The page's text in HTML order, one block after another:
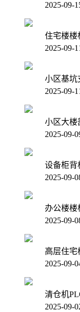
2025-09-
住宅楼楼
2025-09-
小区基坑
2025-09-
小区大楼
2025-09-
设备柜背
2025-09-
办公楼
2025-09-
高层住
2025-09-
清仓机
2025-09-